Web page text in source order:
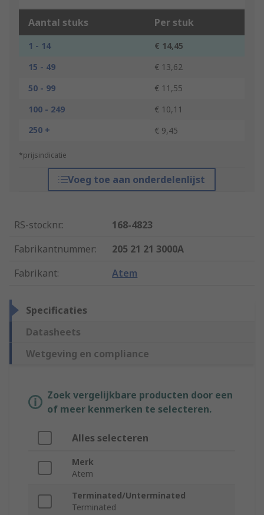
Aantal stuks Per stuk
1 - 14
€ 14,45
15 - 49
€ 13,62
50 - 99
€ 11,55
100 - 249
€ 10,11
250 +
€ 9,45
*prijsindicatie
Voeg toe aan onderdelenlijst
RS-stocknr.:
168-4823
Fabrikantnummer:
205 21 21 3000A
Fabrikant: Atem
Specificaties
Datasheets
Wetgeving en compliance
Zoek vergelijkbare producten door een
of meer kenmerken te selecteren.
Alles selecteren
Merk
Atem
Terminated/Unterminated
Terminated